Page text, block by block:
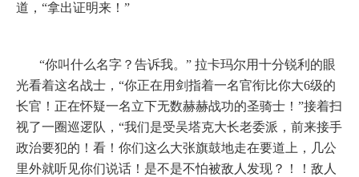
道，“拿出证明来！”
“你叫什么名字？告诉我。” 拉卡玛尔用十分锐利的眼
光看着这名战士，“你正在用剑指着一名官衔比你大6级的
长官！正在怀疑一名立下无数赫赫战功的圣骑士！”接着扫
视了一圈巡逻队，“我们是受吴塔克大长老委派，前来接手
政治要犯的！看！你们这么大张旗鼓地走在要道上，几公
里外就听见你们说话！是不是不怕被敌人发现？！！敌人